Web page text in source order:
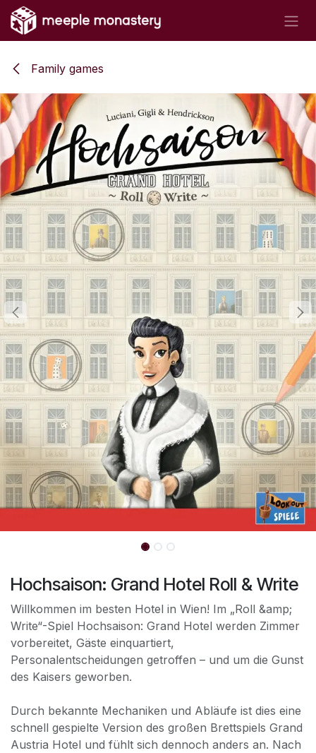
Skip to Content
Family games
Hochsaison: Grand Hotel Roll & Write
Willkommen im besten Hotel in Wien! Im „Roll &amp;
Write“-Spiel Hochsaison: Grand Hotel werden Zimmer
vorbereitet, Gäste einquartiert,
Personalentscheidungen getroffen – und um die Gunst
des Kaisers geworben.
Durch bekannte Mechaniken und Abläufe ist dies eine
schnell gespielte Version des großen Brettspiels Grand
Austria Hotel und fühlt sich dennoch anders an. Nach